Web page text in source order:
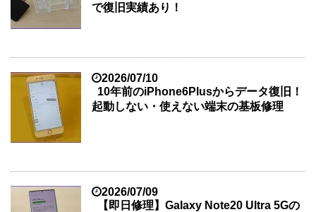
で復旧実績あり！
2026/07/10
10年前のiPhone6Plusからデータ復旧！
起動しない・使えない端末の基板修理
2026/07/09
【即日修理】Galaxy Note20 Ultra 5Gの